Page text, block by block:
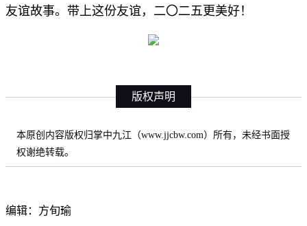
友谊故事。带上这份友谊，二〇二五更美好！
版权声明
本原创内容版权归掌中九江（www.jjcbw.com）所有，未经书面授
权谢绝转载。
编辑：方旬瑜